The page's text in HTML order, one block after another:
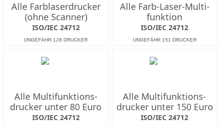
Alle Farb­laserdrucker
(ohne Scanner)
ISO/IEC 24712
Alle Farb-Laser-Multi­
funktion
ISO/IEC 24712
Alle Multifunktions­
drucker unter 80 Euro
ISO/IEC 24712
Alle Multifunktions­
drucker unter 150 Euro
ISO/IEC 24712